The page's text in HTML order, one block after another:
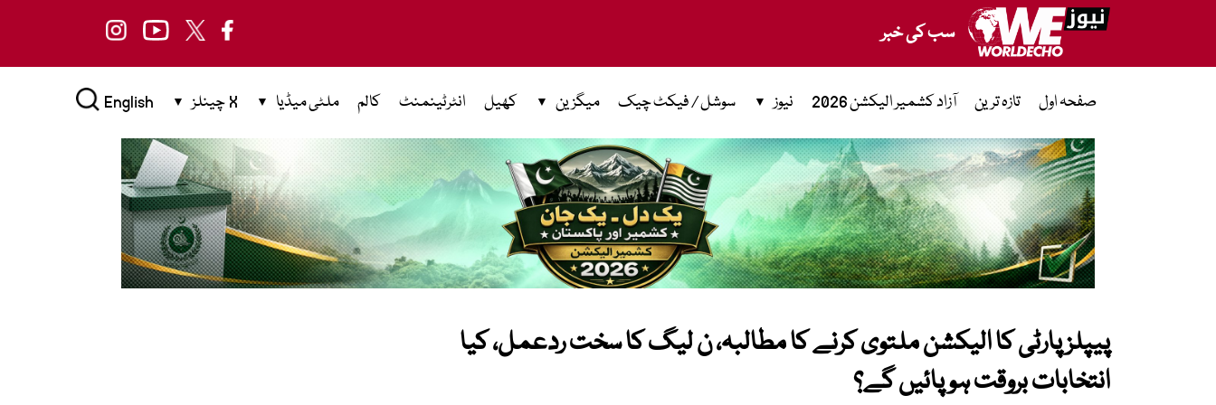
سب کی خبر
صفحہ اول تازہ ترین آزاد کشمیر الیکشن 2026 نیوز سوشل / فیکٹ چیک میگزین کھیل انٹرٹینمنٹ کالم ملٹی میڈیا X چینلز English
پیپلز پارٹی کا الیکشن ملتوی کرنے کا مطالبہ، ن لیگ کا سخت ردعمل، کیا
انتخابات بروقت ہو پائیں گے؟